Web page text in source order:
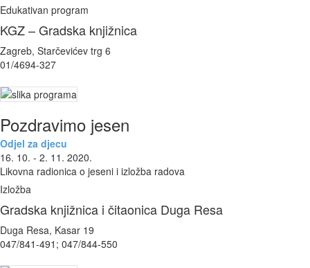
Edukativan program
KGZ – Gradska knjižnica
Zagreb, Starčevićev trg 6
01/4694-327
Pozdravimo jesen
Odjel za djecu
16. 10. - 2. 11. 2020.
Likovna radionica o jeseni i izložba radova
Izložba
Gradska knjižnica i čitaonica Duga Resa
Duga Resa, Kasar 19
047/841-491; 047/844-550